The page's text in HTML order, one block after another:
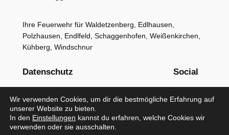
für
Engagement
Ihre Feuerwehr für Waldetzenberg, Edlhausen,
Polzhausen, Endlfeld, Schaggenhofen, Weißenkirchen,
Kühberg, Windschnur
Datenschutz
Impressum
Social
Instagram
Wir verwenden Cookies, um dir die bestmögliche Erfahrung auf
unserer Website zu bieten.
In den Einstellungen kannst du erfahren, welche Cookies wir
verwenden oder sie ausschalten.